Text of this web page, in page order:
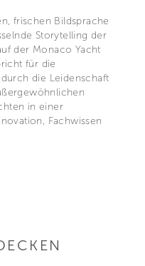
frischen Bildsprache
Storytelling der
der Monaco Yacht
für die
die Leidenschaft
in einer
Fachwissen